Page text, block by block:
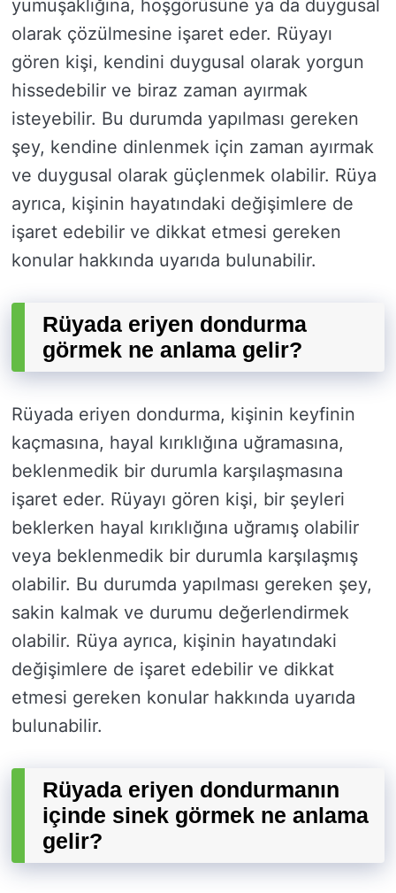
yumuşaklığına, hoşgörüsüne ya da duygusal
olarak çözülmesine işaret eder. Rüyayı
gören kişi, kendini duygusal olarak yorgun
hissedebilir ve biraz zaman ayırmak
isteyebilir. Bu durumda yapılması gereken
şey, kendine dinlenmek için zaman ayırmak
ve duygusal olarak güçlenmek olabilir. Rüya
ayrıca, kişinin hayatındaki değişimlere de
işaret edebilir ve dikkat etmesi gereken
konular hakkında uyarıda bulunabilir.
Rüyada eriyen dondurma
görmek ne anlama gelir?
Rüyada eriyen dondurma, kişinin keyfinin
kaçmasına, hayal kırıklığına uğramasına,
beklenmedik bir durumla karşılaşmasına
işaret eder. Rüyayı gören kişi, bir şeyleri
beklerken hayal kırıklığına uğramış olabilir
veya beklenmedik bir durumla karşılaşmış
olabilir. Bu durumda yapılması gereken şey,
sakin kalmak ve durumu değerlendirmek
olabilir. Rüya ayrıca, kişinin hayatındaki
değişimlere de işaret edebilir ve dikkat
etmesi gereken konular hakkında uyarıda
bulunabilir.
Rüyada eriyen dondurmanın
içinde sinek görmek ne anlama
gelir?